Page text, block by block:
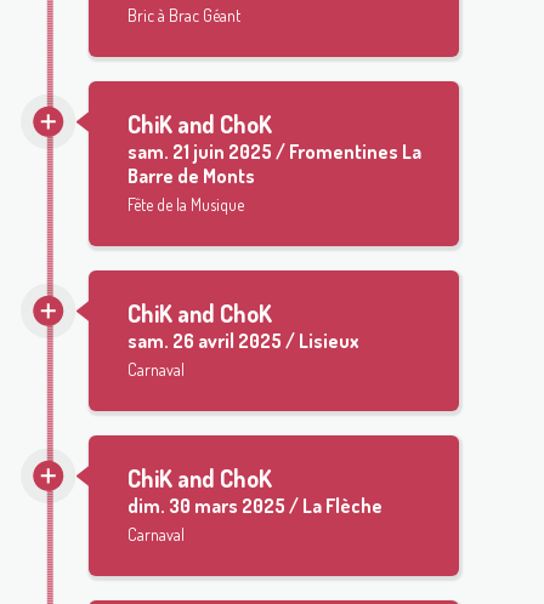
Bric à Brac Géant
ChiK and ChoK
sam. 21 juin 2025 / Fromentines La
Barre de Monts
Fête de la Musique
ChiK and ChoK
sam. 26 avril 2025 / Lisieux
Carnaval
ChiK and ChoK
dim. 30 mars 2025 / La Flèche
Carnaval